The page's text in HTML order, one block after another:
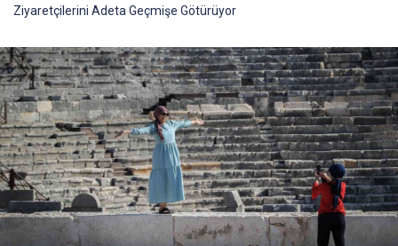
Ziyaretçilerini Adeta Geçmişe Götürüyor